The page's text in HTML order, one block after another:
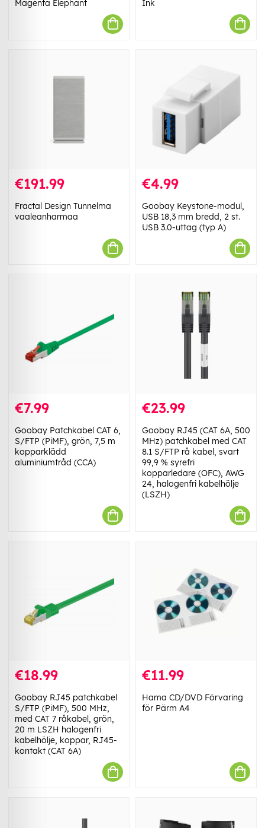
Magenta Elephant
Ink
€191.99
Fractal Design Tunnelma
vaaleanharmaa
€4.99
Goobay Keystone-modul,
USB 18,3 mm bredd, 2 st.
USB 3.0-uttag (typ A)
€7.99
Goobay Patchkabel CAT 6,
S/FTP (PiMF), grön, 7,5 m
kopparklädd
aluminiumtråd (CCA)
€23.99
Goobay RJ45 (CAT 6A, 500
MHz) patchkabel med CAT
8.1 S/FTP rå kabel, svart
99,9 % syrefri
kopparledare (OFC), AWG
24, halogenfri kabelhölje
(LSZH)
€18.99
Goobay RJ45 patchkabel
S/FTP (PiMF), 500 MHz,
med CAT 7 råkabel, grön,
20 m LSZH halogenfri
kabelhölje, koppar, RJ45-
kontakt (CAT 6A)
€11.99
Hama CD/DVD Förvaring
för Pärm A4